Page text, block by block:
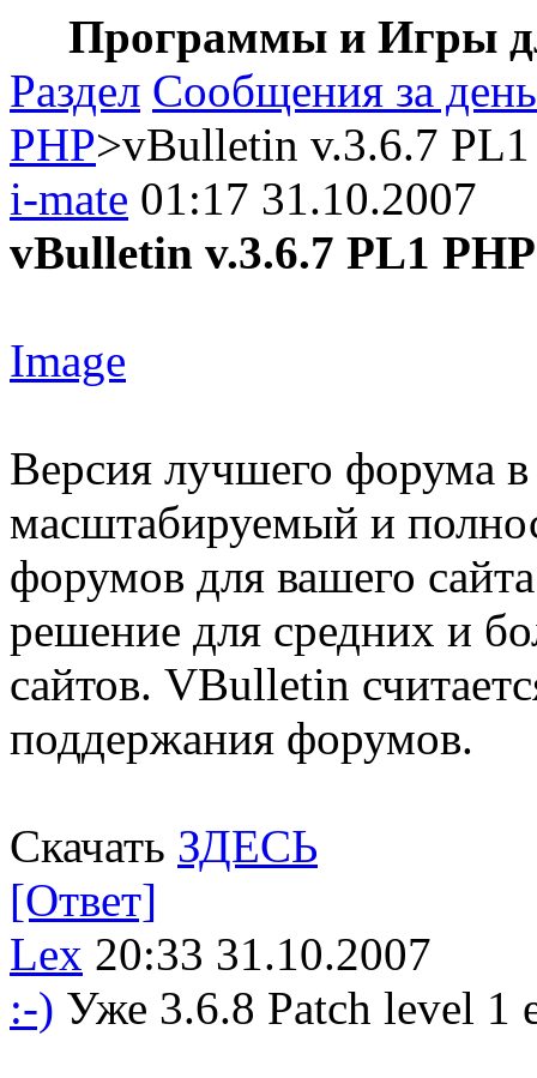
Программы и Игры
Раздел Сообщения за день
PHP>vBulletin v.3.6.7
i-mate 01:17 31.10.2007
vBulletin v.3.6.7 PL1
Image
Версия лучшего форума
масштабируемый и
форумов для вашего
решение для средних и
сайтов. VBulletin
поддержания форумов.
Скачать ЗДЕСЬ
[Ответ]
Lex 20:33 31.10.2007
:-) Уже 3.6.8 Patch level